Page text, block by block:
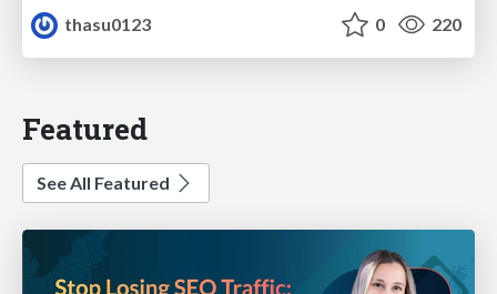
thasu0123
0 220
Featured
See All Featured